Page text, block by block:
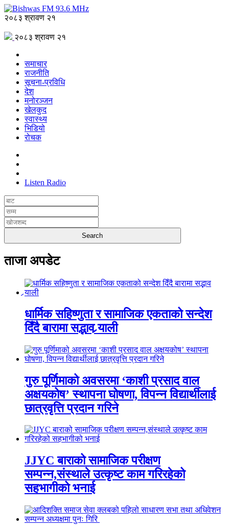
२०८३ श्रावण २१
२०८३ श्रावण २१
समाचार
राजनीति
सूचना-प्रविधि
देश
मनोरञ्जन
खेलकुद
स्वास्थ्य
भिडियो
रोचक
Listen Radio
ताजा अपडेट
धार्मिक सहिष्णुता र सामाजिक एकताको सन्देश
दिँदै बारामा सद्भाव र्‍याली
गुरु पूर्णिमाको अवसरमा ‘काशी प्रसाद वाल
अक्षयकोष’ स्थापना घोषणा, विपन्न विद्यार्थीलाई
छात्रवृत्ति प्रदान गरिने
JJYC बाराको सामाजिक परीक्षण
सम्पन्न,संस्थाले उत्कृष्ट काम गरिरहेको
सहभागीको भनाई